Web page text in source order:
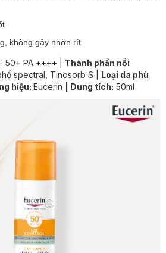
không gây nhờn rít
50+ PA ++++ | Thành phần nổi
spectral, Tinosorb S
Loại da phù
hiệu: Eucerin | Dung tích: 50ml